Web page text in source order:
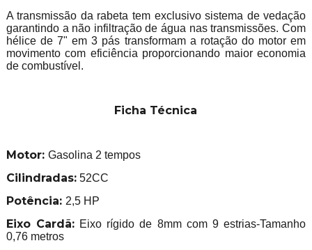
A transmissão da rabeta tem exclusivo sistema de vedação
garantindo a não infiltração de água nas transmissões. Com
hélice de 7" em 3 pás transformam a rotação do motor em
movimento com eficiência proporcionando maior economia
de combustível.
Ficha Técnica
Motor: Gasolina 2 tempos
Cilindradas:52CC
Potência: 2,5 HP
Eixo Cardã: Eixo rígido de 8mm com 9 estrias-Tamanho
0,76 metros